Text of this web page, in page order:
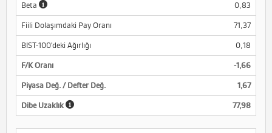
Beta 0,83
Fiili Dolaşımdaki Pay Oranı 71,37
BIST-100'deki Ağırlığı 0,18
F/K Oranı -1,66
Piyasa Değ. / Defter Değ. 1,67
Dibe Uzaklık 77,98